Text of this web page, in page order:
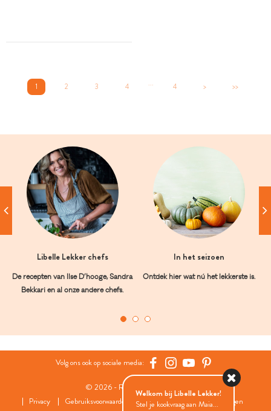
1 2 3 4 ... 4 > >>
Libelle Lekker chefs
De recepten van Ilse D’hooge, Sandra
Bekkari en al onze andere chefs.
In het seizoen
Ontdek hier wat nú het lekkerste is.
Volg ons ook op sociale media:
© 2026 - Roularta Media Group
Privacy
Gebruiksvoorwaarden Cookies Cookies instellingen
Welkom bij Libelle Lekker!
Stel je kookvraag aan Maia...